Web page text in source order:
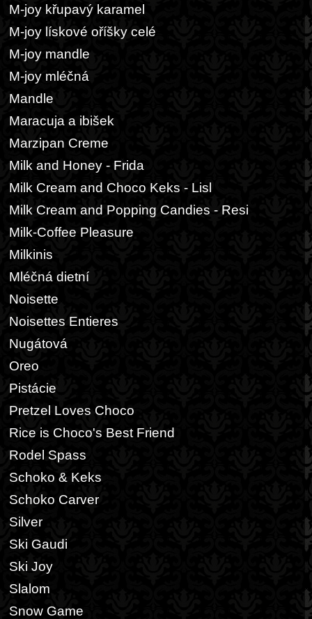
M-joy křupavý karamel
M-joy lískové oříšky celé
M-joy mandle
M-joy mléčná
Mandle
Maracuja a ibišek
Marzipan Creme
Milk and Honey - Frida
Milk Cream and Choco Keks - Lisl
Milk Cream and Popping Candies - Resi
Milk-Coffee Pleasure
Milkinis
Mléčná dietní
Noisette
Noisettes Entieres
Nugátová
Oreo
Pistácie
Pretzel Loves Choco
Rice is Choco's Best Friend
Rodel Spass
Schoko & Keks
Schoko Carver
Silver
Ski Gaudi
Ski Joy
Slalom
Snow Game